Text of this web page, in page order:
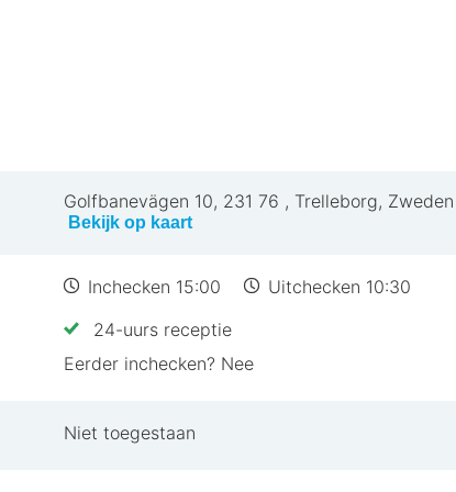
Golfbanevägen 10, 231 76 , Trelleborg, Zweden
Bekijk op kaart
Inchecken 15:00
Uitchecken 10:30
24-uurs receptie
Eerder inchecken? Nee
Niet toegestaan